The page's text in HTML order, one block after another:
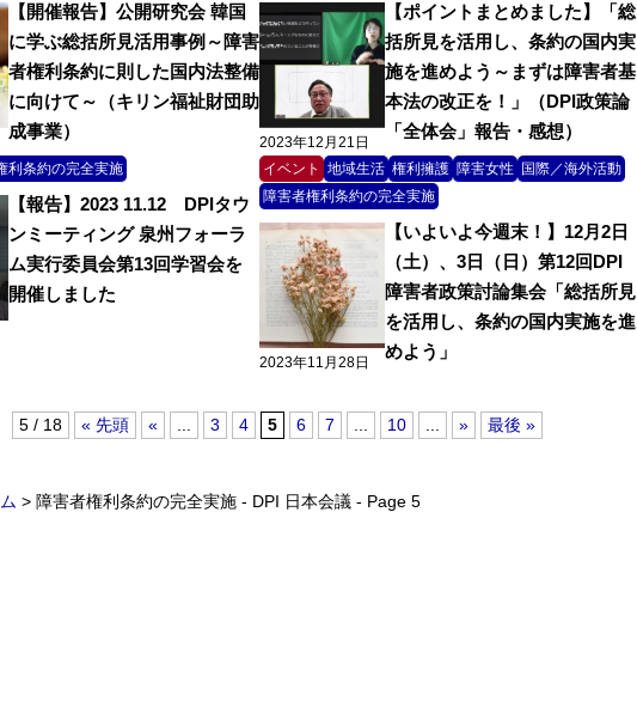
【開催報告】公開研究会 韓国
に学ぶ総括所見活用事例～障害
者権利条約に則した国内法整備
に向けて～（キリン福祉財団助
成事業）
2023年12月21日
【ポイントまとめました】「総
括所見を活用し、条約の国内実
施を進めよう～まずは障害者基
本法の改正を！」（DPI政策論
「全体会」報告・感想）
利条約の完全実施
【報告】2023 11.12 DPIタウ
ンミーティング 泉州フォーラ
ム実行委員会第13回学習会を
開催しました
イベント 地域生活 権利擁護 障害女性 国際／海外活動
障害者権利条約の完全実施
2023年11月28日
【いよいよ今週末！】12月2日
（土）、3日（日）第12回DPI
障害者政策討論集会「総括所見
を活用し、条約の国内実施を進
めよう」
5 / 18 « 先頭 « ... 3 4 5 6 7 ... 10 ... » 最後 »
> 障害者権利条約の完全実施 - DPI 日本会議 - Page 5